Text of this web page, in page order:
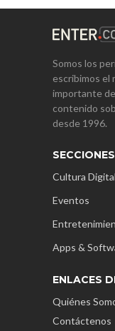
Somos los
escribimos el
importante
contenido
desde 1996.
Cultura Digital
Eventos
Apps &
ENLACES
Quiénes
Contáctenos